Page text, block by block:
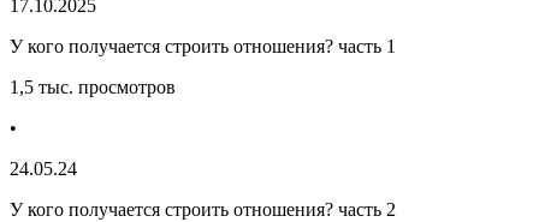
17.10.2025
У кого получается строить отношения? часть 1
1,5 тыс. просмотров
•
24.05.24
У кого получается строить отношения? часть 2